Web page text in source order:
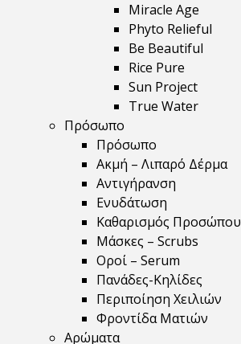
Miracle Age
Phyto Relieful
Be Beautiful
Rice Pure
Sun Project
True Water
Πρόσωπο
Πρόσωπο
Ακμή – Λιπαρό Δέρμα
Αντιγήρανση
Ενυδάτωση
Καθαρισμός Προσώπου
Μάσκες – Scrubs
Οροί – Serum
Πανάδες-Κηλίδες
Περιποίηση Χειλιών
Φροντίδα Ματιών
Αρώματα